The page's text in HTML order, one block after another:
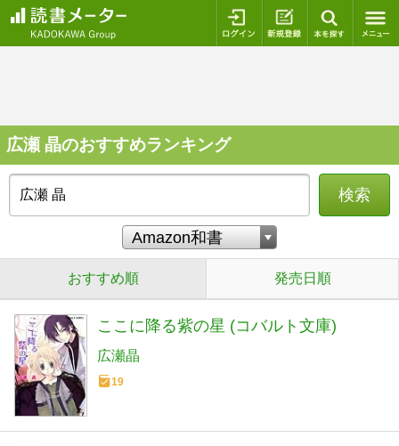
ログイン 新規登録
広瀬 晶のおすすめランキング
検索
おすすめ順 発売日順
ここに降る紫の星 (コバルト文庫)
広瀬晶
19